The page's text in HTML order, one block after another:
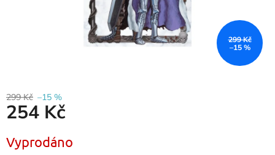
299 Kč
–15 %
299 Kč –15 %
254 Kč
cena:
Vyprodáno